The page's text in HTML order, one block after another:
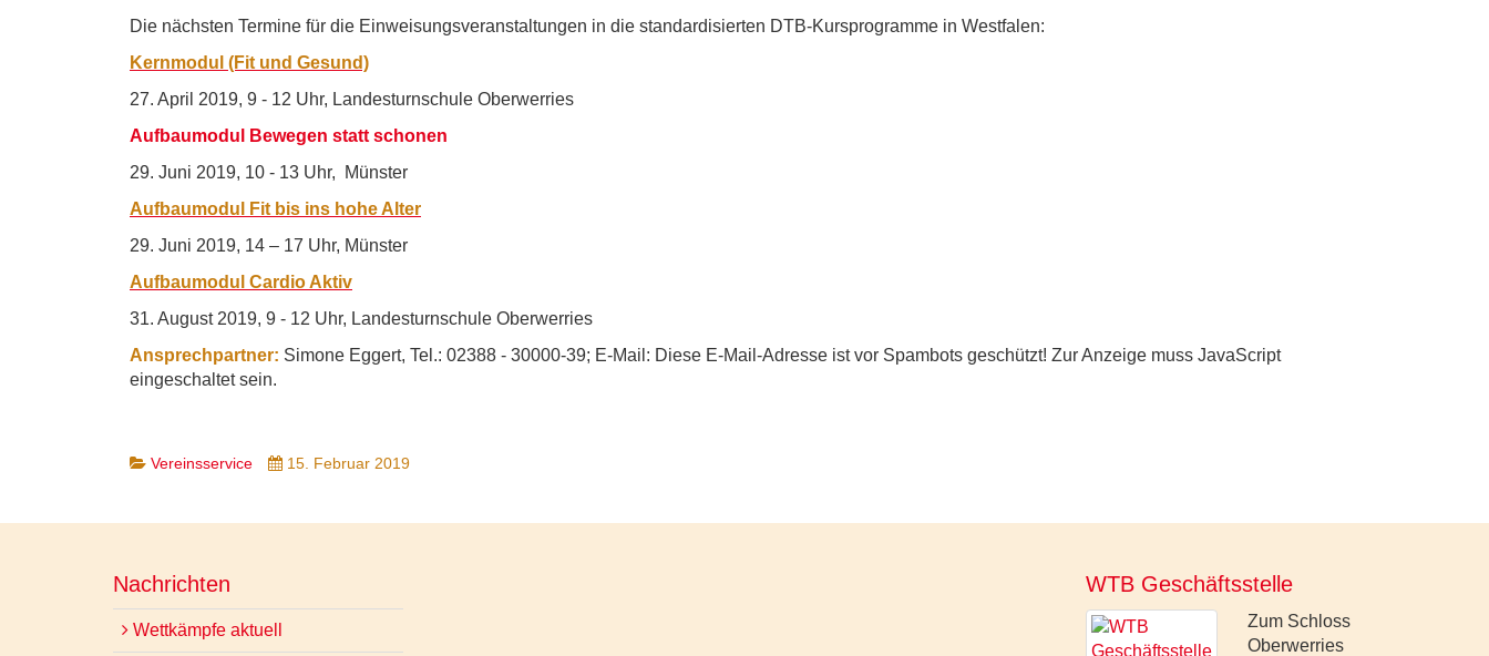
Die nächsten Termine für die Einweisungsveranstaltungen in die standardisierten DTB-Kursprogramme in Westfalen:
Kernmodul (Fit und Gesund)
27. April 2019, 9 - 12 Uhr, Landesturnschule Oberwerries
Aufbaumodul Bewegen statt schonen
29. Juni 2019, 10 - 13 Uhr, Münster
Aufbaumodul Fit bis ins hohe Alter
29. Juni 2019, 14 – 17 Uhr, Münster
Aufbaumodul Cardio Aktiv
31. August 2019, 9 - 12 Uhr, Landesturnschule Oberwerries
Ansprechpartner: Simone Eggert, Tel.: 02388 - 30000-39; E-Mail: Diese E-Mail-Adresse ist vor Spambots geschützt! Zur Anzeige muss JavaScript
eingeschaltet sein.
Vereinsservice 15. Februar 2019
Nachrichten
Wettkämpfe aktuell
WTB Geschäftsstelle
Zum Schloss
Oberwerries